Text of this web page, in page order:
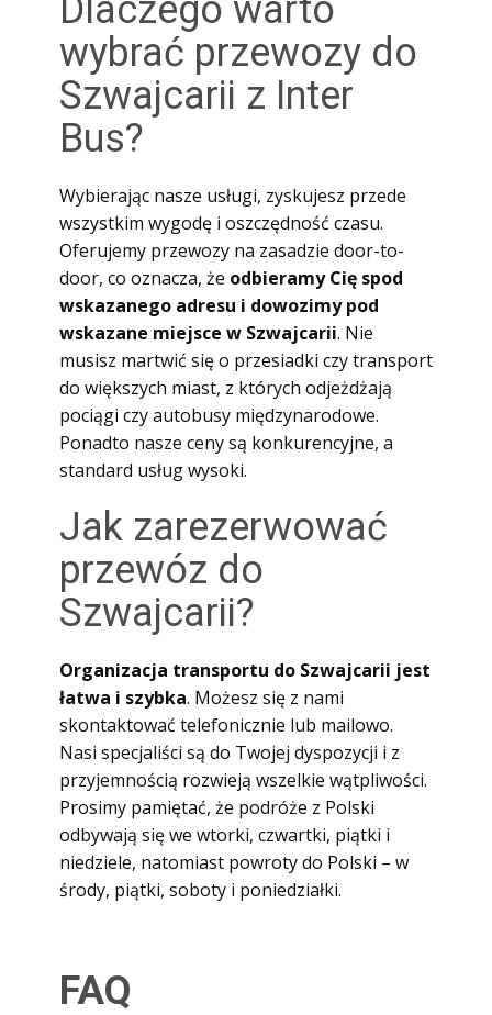
Dlaczego warto
wybrać przewozy do
Szwajcarii z Inter
Bus?
Wybierając nasze usługi, zyskujesz przede
wszystkim wygodę i oszczędność czasu.
Oferujemy przewozy na zasadzie door-to-
door, co oznacza, że odbieramy Cię spod
wskazanego adresu i dowozimy pod
wskazane miejsce w Szwajcarii. Nie
musisz martwić się o przesiadki czy transport
do większych miast, z których odjeżdżają
pociągi czy autobusy międzynarodowe.
Ponadto nasze ceny są konkurencyjne, a
standard usług wysoki.
Jak zarezerwować
przewóz do
Szwajcarii?
Organizacja transportu do Szwajcarii jest
łatwa i szybka. Możesz się z nami
skontaktować telefonicznie lub mailowo.
Nasi specjaliści są do Twojej dyspozycji i z
przyjemnością rozwieją wszelkie wątpliwości.
Prosimy pamiętać, że podróże z Polski
odbywają się we wtorki, czwartki, piątki i
niedziele, natomiast powroty do Polski – w
środy, piątki, soboty i poniedziałki.
FAQ